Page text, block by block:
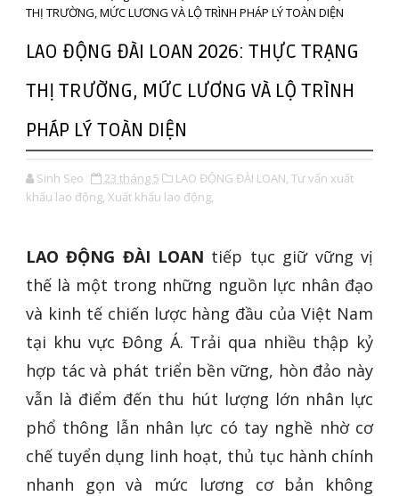
THỊ TRƯỜNG, MỨC LƯƠNG VÀ LỘ TRÌNH PHÁP LÝ TOÀN DIỆN
LAO ĐỘNG ĐÀI LOAN 2026: THỰC TRẠNG
THỊ TRƯỜNG, MỨC LƯƠNG VÀ LỘ TRÌNH
PHÁP LÝ TOÀN DIỆN
Sinh Sẹo 23 tháng 5 LAO ĐỘNG ĐÀI LOAN, Tư vấn xuất
khẩu lao động, Xuất khẩu lao động,
LAO ĐỘNG ĐÀI LOAN tiếp tục giữ vững vị
thế là một trong những nguồn lực nhân đạo
và kinh tế chiến lược hàng đầu của Việt Nam
tại khu vực Đông Á. Trải qua nhiều thập kỷ
hợp tác và phát triển bền vững, hòn đảo này
vẫn là điểm đến thu hút lượng lớn nhân lực
phổ thông lẫn nhân lực có tay nghề nhờ cơ
chế tuyển dụng linh hoạt, thủ tục hành chính
nhanh gọn và mức lương cơ bản không